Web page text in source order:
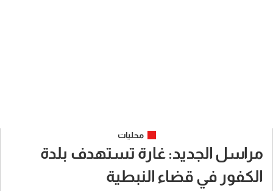
محليات
مراسل الجديد: غارة تستهدف بلدة
الكفور في قضاء النبطية